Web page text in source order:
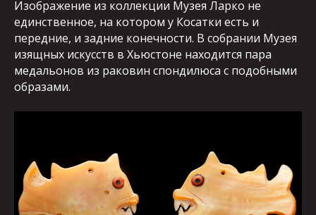
Изображение из коллекции Музея Ларко не
единственное, на котором у Косатки есть и
передние, и задние конечности. В собрании Музея
изящных искусств в Хьюстоне находится пара
медальонов из раковин спондилюса с подобными
образами.